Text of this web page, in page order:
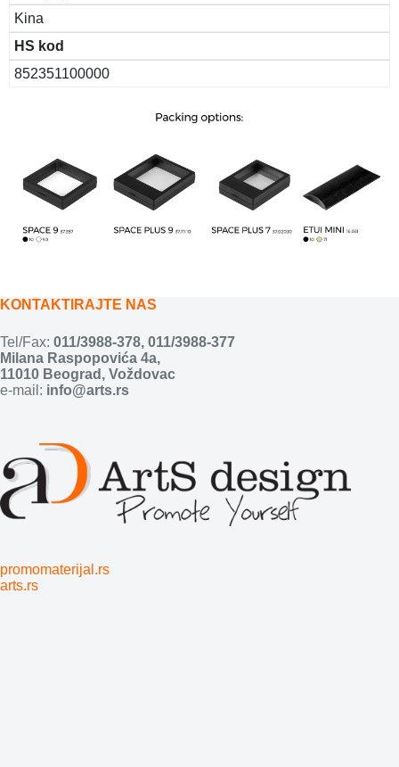
Kina
HS kod
852351100000
KONTAKTIRAJTE NAS
Tel/Fax: 011/3988-378, 011/3988-377
Milana Raspopovića 4a,
11010 Beograd, Voždovac
e-mail: info@arts.rs
promomaterijal.rs
arts.rs